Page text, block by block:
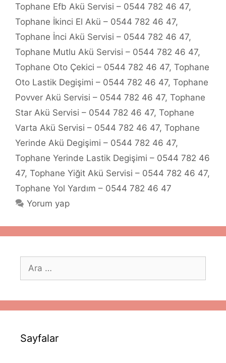
Tophane Efb Akü Servisi – 0544 782 46 47,
Tophane İkinci El Akü – 0544 782 46 47,
Tophane İnci Akü Servisi – 0544 782 46 47,
Tophane Mutlu Akü Servisi – 0544 782 46 47,
Tophane Oto Çekici – 0544 782 46 47, Tophane
Oto Lastik Degişimi – 0544 782 46 47, Tophane
Povver Akü Servisi – 0544 782 46 47, Tophane
Star Akü Servisi – 0544 782 46 47, Tophane
Varta Akü Servisi – 0544 782 46 47, Tophane
Yerinde Akü Degişimi – 0544 782 46 47,
Tophane Yerinde Lastik Degişimi – 0544 782 46
47, Tophane Yiğit Akü Servisi – 0544 782 46 47,
Tophane Yol Yardım – 0544 782 46 47
Yorum yap
ara
Sayfalar